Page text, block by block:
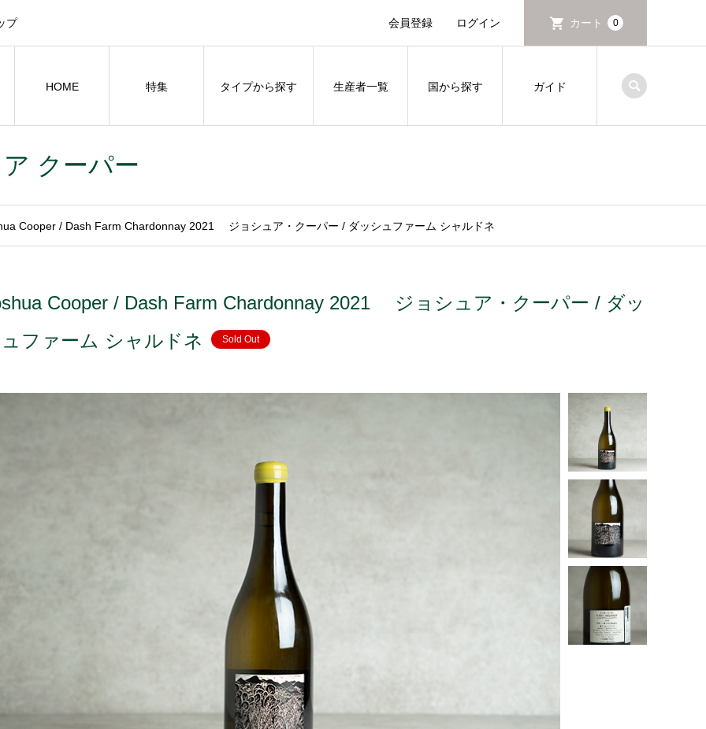
プ 会員登録 ログイン カート 0
HOME 特集 タイプから探す 生産者一覧 国から探す ガイド
クーパー
Cooper / Dash Farm Chardonnay 2021 ジョシュア・クーパー / ダッシュファーム シャルドネ
Cooper / Dash Farm Chardonnay 2021 ジョシュア・クーパー / ダッ
ファーム シャルドネ
Sold Out